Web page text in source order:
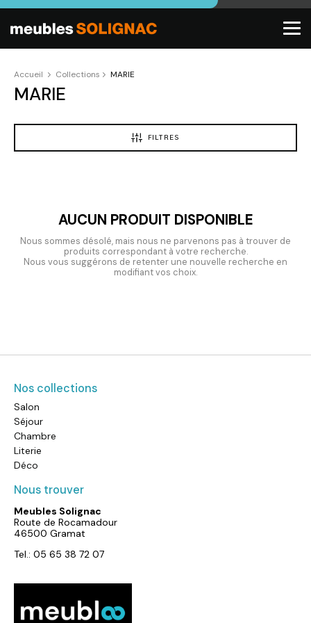
Accueil Collections MARIE
MARIE
FILTRES
AUCUN PRODUIT DISPONIBLE
Nous sommes désolé, mais nous ne parvenons pas à trouver de
produits correspondant à votre recherche.
Nous vous suggérons de retenter une nouvelle recherche en
modifiant vos choix.
Nos collections
Salon
Séjour
Chambre
Literie
Déco
Nous trouver
Meubles Solignac
Route de Rocamadour
46500 Gramat
Tel.: 05 65 38 72 07